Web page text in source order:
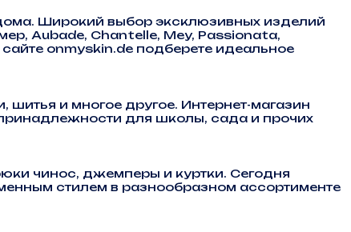
Широкий выбор эксклюзивных изделий
Aubade, Chantelle, Mey, Passionata,
onmyskin.de подберете идеальное
шитья и многое другое. Интернет-магазин
для школы, сада и прочих
чинос, джемперы и куртки. Сегодня
стилем в разнообразном ассортименте